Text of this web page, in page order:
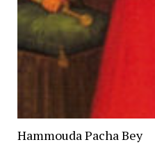
Hammouda Pacha Bey